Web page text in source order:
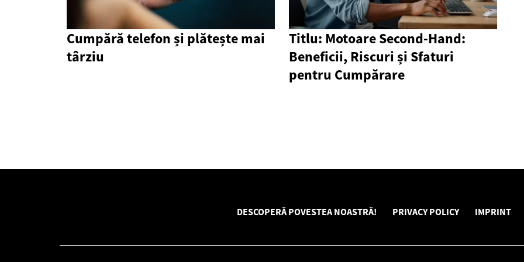
Cumpără telefon și plătește mai
târziu
Titlu: Motoare Second-Hand:
Beneficii, Riscuri și Sfaturi
pentru Cumpărare
DESCOPERĂ POVESTEA NOASTRĂ! PRIVACY POLICY IMPRINT